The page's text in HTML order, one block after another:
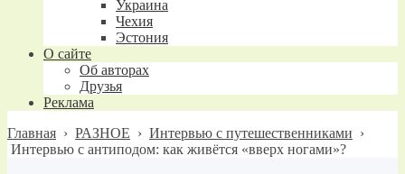
Украина
Чехия
Эстония
О сайте
Об авторах
Друзья
Реклама
Главная › РАЗНОЕ › Интервью с путешественниками ›
Интервью с антиподом: как живётся «вверх ногами»?